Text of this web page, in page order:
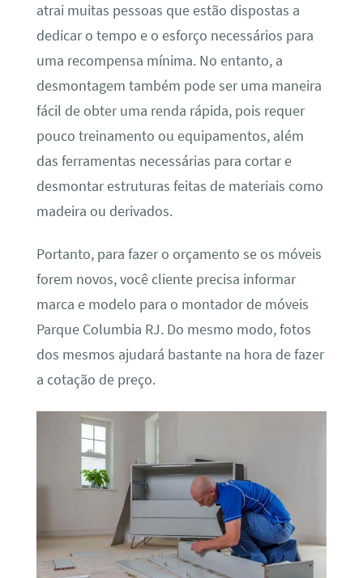
atrai muitas pessoas que estão dispostas a
dedicar o tempo e o esforço necessários para
uma recompensa mínima. No entanto, a
desmontagem também pode ser uma maneira
fácil de obter uma renda rápida, pois requer
pouco treinamento ou equipamentos, além
das ferramentas necessárias para cortar e
desmontar estruturas feitas de materiais como
madeira ou derivados.
Portanto, para fazer o orçamento se os móveis
forem novos, você cliente precisa informar
marca e modelo para o montador de móveis
Parque Columbia RJ. Do mesmo modo, fotos
dos mesmos ajudará bastante na hora de fazer
a cotação de preço.